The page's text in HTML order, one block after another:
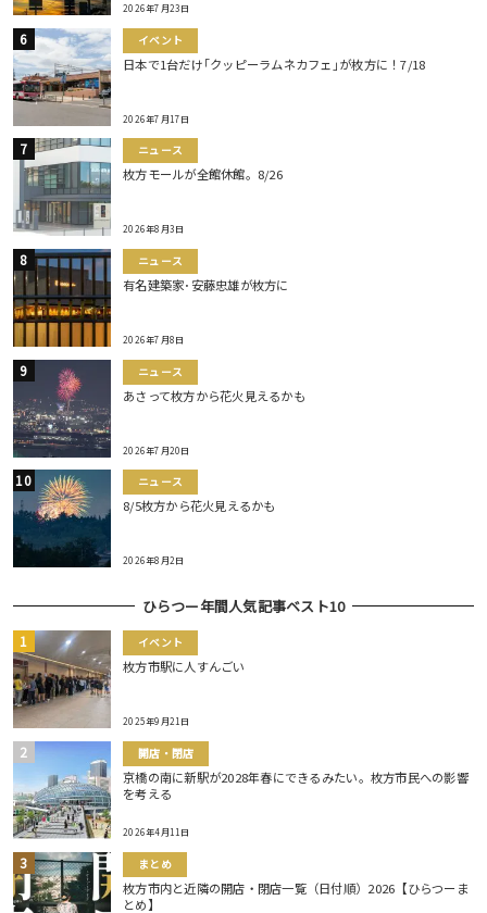
2026年7月23日
イベント
日本で1台だけ｢クッピーラムネカフェ｣が枚方に！7/18
2026年7月17日
ニュース
枚方モールが全館休館。8/26
2026年8月3日
ニュース
有名建築家･安藤忠雄が枚方に
2026年7月8日
ニュース
あさって枚方から花火見えるかも
2026年7月20日
ニュース
8/5枚方から花火見えるかも
2026年8月2日
ひらつー年間人気記事ベスト10
イベント
枚方市駅に人すんごい
2025年9月21日
開店・閉店
京橋の南に新駅が2028年春にできるみたい。枚方市民への影響
を考える
2026年4月11日
まとめ
枚方市内と近隣の開店・閉店一覧（日付順）2026【ひらつーま
とめ】